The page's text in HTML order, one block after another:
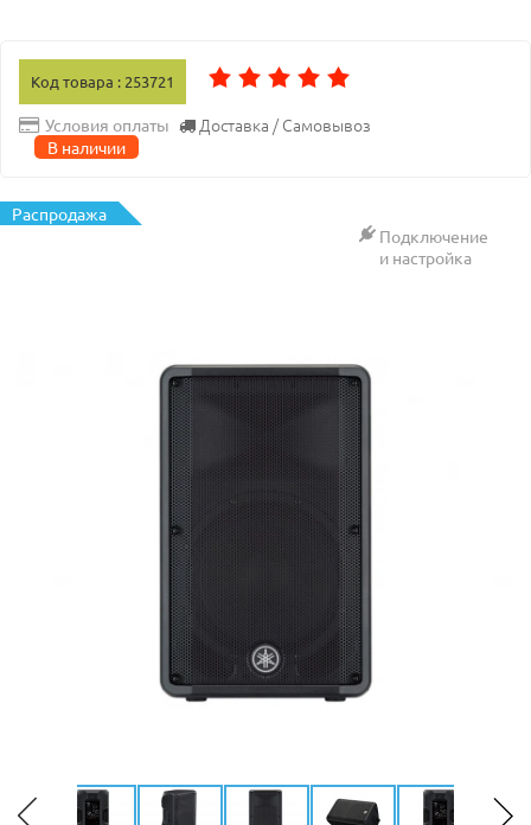
Код товара : 253721
Условия оплаты Доставка / Самовывоз
В наличии
Распродажа
Подключение
и настройка